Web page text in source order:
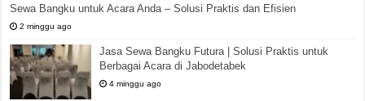
Sewa Bangku untuk Acara Anda – Solusi Praktis dan Efisien
2 minggu ago
Jasa Sewa Bangku Futura | Solusi Praktis untuk
Berbagai Acara di Jabodetabek
4 minggu ago